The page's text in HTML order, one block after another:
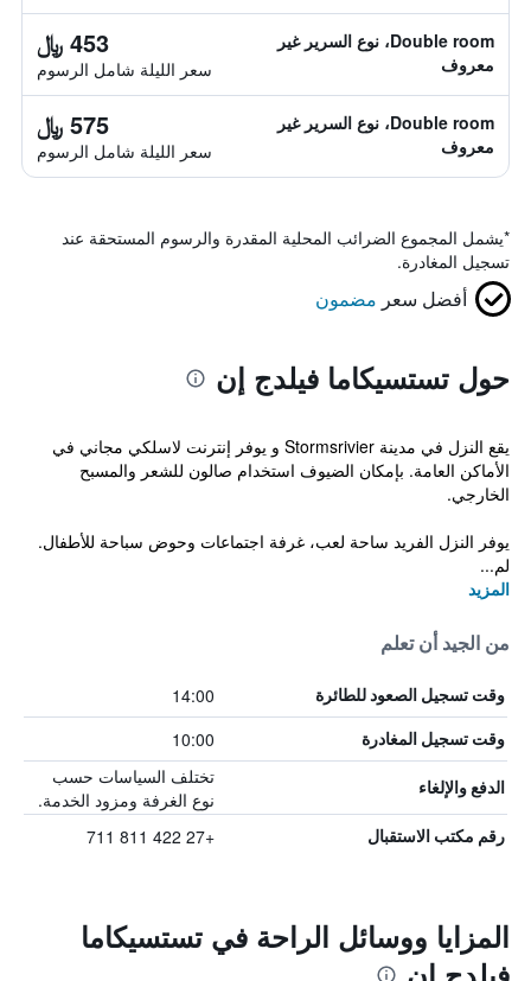
Double room، نوع السرير غير
معروف
453 ﷼
سعر الليلة شامل الرسوم
Double room، نوع السرير غير
معروف
575 ﷼
سعر الليلة شامل الرسوم
*يشمل المجموع الضرائب المحلية المقدرة والرسوم المستحقة عند
تسجيل المغادرة.
أفضل سعر مضمون
حول تستسيكاما فيلدج إن
يقع النزل في مدينة Stormsrivier و يوفر إنترنت لاسلكي مجاني في
الأماكن العامة. بإمكان الضيوف استخدام صالون للشعر والمسبح
الخارجي.
يوفر النزل الفريد ساحة لعب، غرفة اجتماعات وحوض سباحة للأطفال.
لم...
المزيد
من الجيد أن تعلم
وقت تسجيل الصعود للطائرة 14:00
وقت تسجيل المغادرة 10:00
الدفع والإلغاء
تختلف السياسات حسب
نوع الغرفة ومزود الخدمة.
رقم مكتب الاستقبال +27 422 811 711
المزايا ووسائل الراحة في تستسيكاما